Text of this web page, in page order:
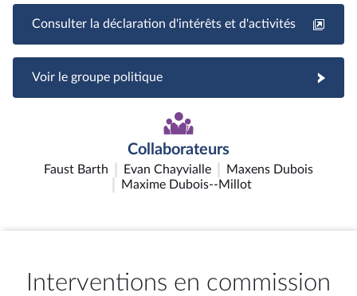
Consulter la déclaration d'intérêts et d'activités
Voir le groupe politique
Collaborateurs
Faust Barth Evan Chayvialle
Maxens Dubois
Maxime Dubois--Millot
Interventions en commission